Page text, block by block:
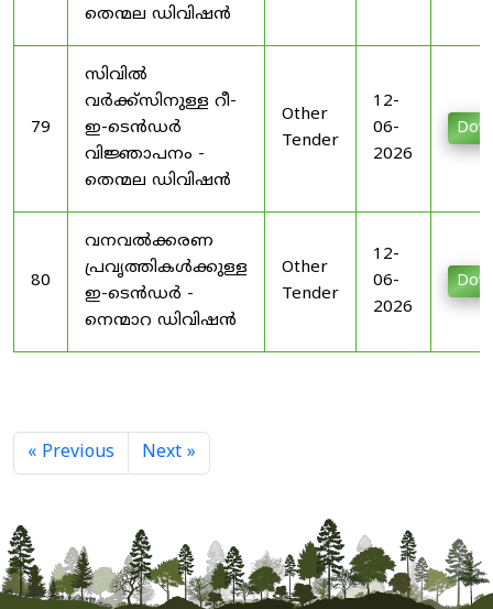
തെന്മല ഡിവിഷൻ
79
സിവിൽ
വർക്ക്സിനുള്ള റീ-
ഇ-ടെൻഡർ
വിജ്ഞാപനം -
തെന്മല ഡിവിഷൻ
Other
Tender
12-
06-
2026
80
വനവൽക്കരണ
പ്രവൃത്തികൾക്കുള്ള
ഇ-ടെൻഡർ -
നെന്മാറ ഡിവിഷൻ
Other
Tender
12-
06-
2026
« Previous Next »